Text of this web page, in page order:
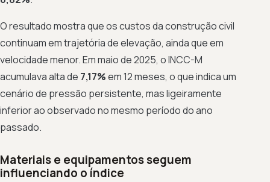
O resultado mostra que os custos da construção civil
continuam em trajetória de elevação, ainda que em
velocidade menor. Em maio de 2025, o INCC-M
acumulava alta de 7,17%em 12 meses, o que indica um
cenário de pressão persistente, mas ligeiramente
inferior ao observado no mesmo período do ano
passado.
Materiais e equipamentos seguem
influenciando o índice